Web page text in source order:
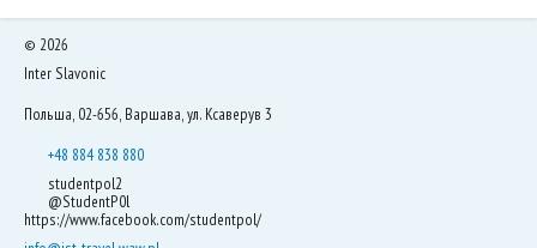
© 2026
Inter Slavonic
Польша, 02-656, Варшава, ул. Ксаверув 3
+48 884 838 880
studentpol2
@StudentP0l
https://www.facebook.com/studentpol/